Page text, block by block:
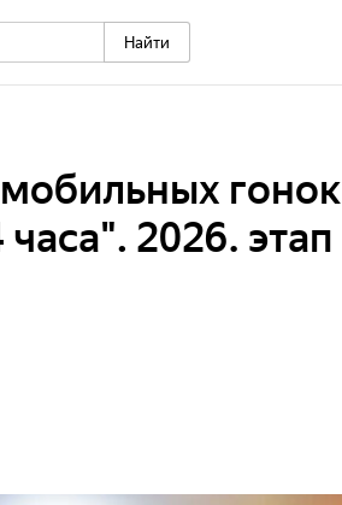
Найти
гонок
2026. этап